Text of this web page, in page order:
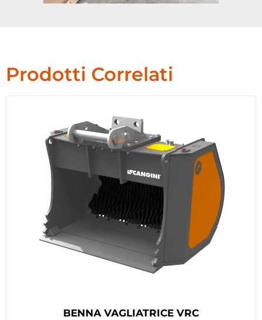
Prodotti Correlati
BENNA VAGLIATRICE VRC